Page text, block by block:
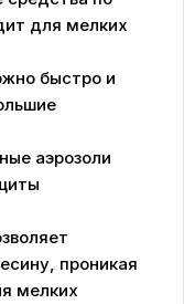
для мелких
быстро и
аэрозоли
проникая
мелких